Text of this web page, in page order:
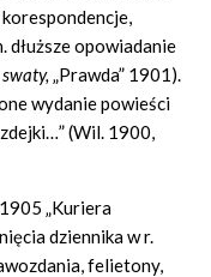
dłuższe opowiadanie
swaty,„Prawda” 1901).
wydanie powieści
(Wil. 1900,
„Kuriera
dziennika w r.
felietony,